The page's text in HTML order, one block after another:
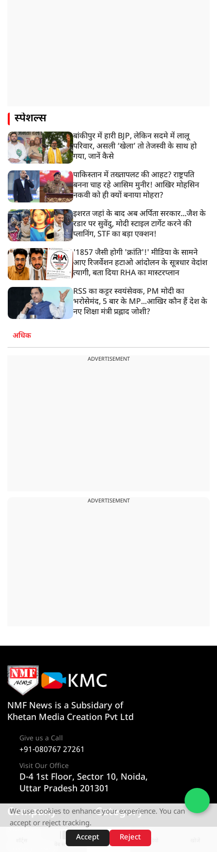
स्पेशल्स
बांकीपुर में हारी BJP, लेकिन सदमे में लालू
परिवार, असली ‘खेला’ तो तेजस्वी के साथ हो
गया, जानें कैसे
पाकिस्तान में तख्तापलट की आहट? राष्ट्रपति
बनना चाह रहे आसिम मुनीर! आखिर मोहसिन
नकवी को ही क्यों बनाया मोहरा?
इशरत जहां के बाद अब अर्पिता सरकार...जैश के
रडार पर सुवेंदु, मोदी स्टाइल टार्गेट करने की
प्लानिंग, STF का बड़ा एक्शन!
'1857 जैसी होगी 'क्रांति'!' मीडिया के सामने
आए रिजर्वेशन हटाओ आंदोलन के सूत्रधार वेदांश
त्यागी, बता दिया RHA का मास्टरप्लान
RSS का कट्टर स्वयंसेवक, PM मोदी का
भरोसेमंद, 5 बार के MP...आखिर कौन हैं देश के
नए शिक्षा मंत्री प्रह्लाद जोशी?
अधिक
ADVERTISEMENT
ADVERTISEMENT
वेब स्टोरीज़
NMF News is a Subsidary of
Khetan Media Creation Pvt Ltd
Give us a Call
+91-080767 27261
Visit Our Office
D-4 1st Floor, Sector 10, Noida,
Uttar Pradesh 201301
Company Category
न्यूज
राज्य
We use cookies to enhance your experience. You can
accept or reject tracking.
Accept
Reject